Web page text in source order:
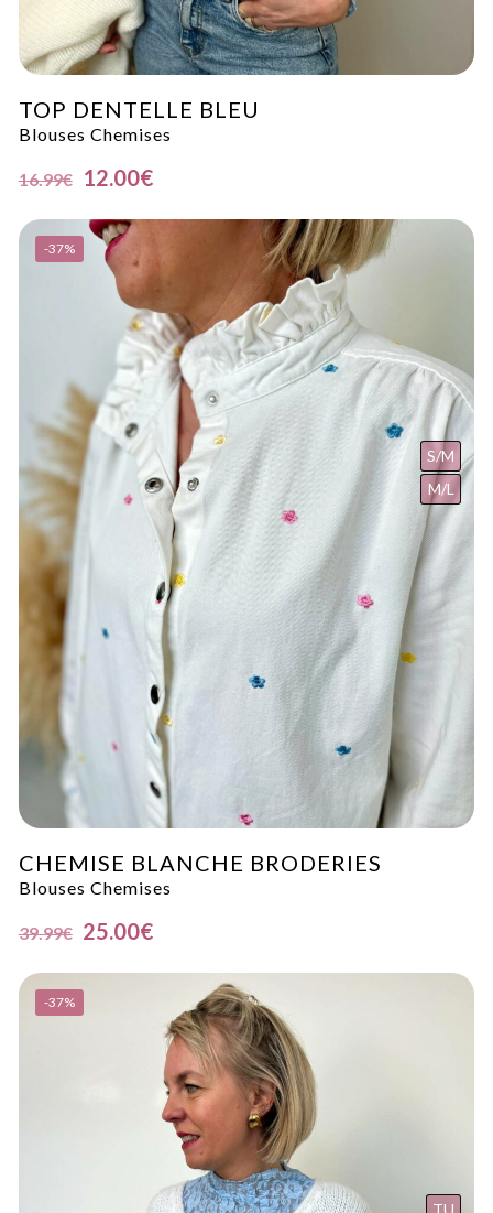
TOP DENTELLE BLEU
Blouses Chemises
16.99€ 12.00€
-37%
CHEMISE BLANCHE BRODERIES
Blouses Chemises
S/M
M/L
39.99€ 25.00€
-37%
TU